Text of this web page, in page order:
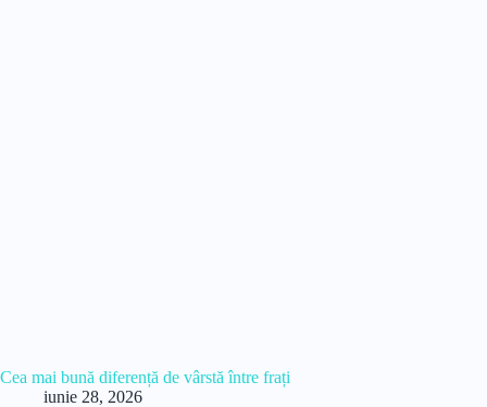
Cea mai bună diferență de vârstă între frați
iunie 28, 2026